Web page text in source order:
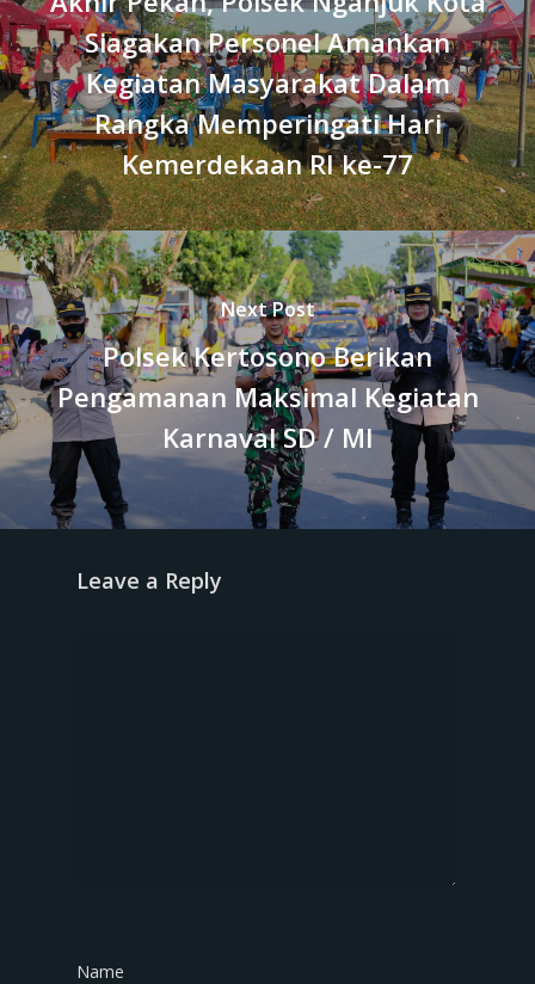
Siagakan Personel Amankan
Kegiatan Masyarakat Dalam
Rangka Memperingati Hari
Kemerdekaan RI ke-77
Next Post
Polsek Kertosono Berikan
Pengamanan Maksimal Kegiatan
Karnaval SD / MI
Leave a Reply
Name